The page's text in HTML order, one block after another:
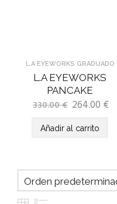
L.A EYEWORKS GRADUADO
L.A EYEWORKS
PANCAKE
330.00€ 264.00 €
Añadir al carrito